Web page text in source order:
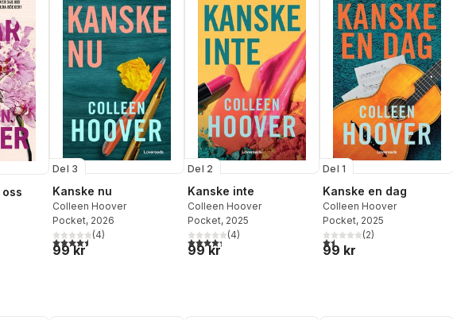
Totalt antal röster:
Del 3
Kanske nu
Colleen Hoover
Pocket, 2026
4,5utav 5 stjärnor. Totalt antal röster:
(4)
99 kr
Del 2
Kanske inte
Colleen Hoover
Pocket, 2025
4,3utav 5 stjärnor. Totalt antal röster:
(4)
99 kr
Del 1
Kanske en dag
Colleen Hoover
Pocket, 2025
1,5utav 5 stjärnor. Totalt
(2)
99 kr